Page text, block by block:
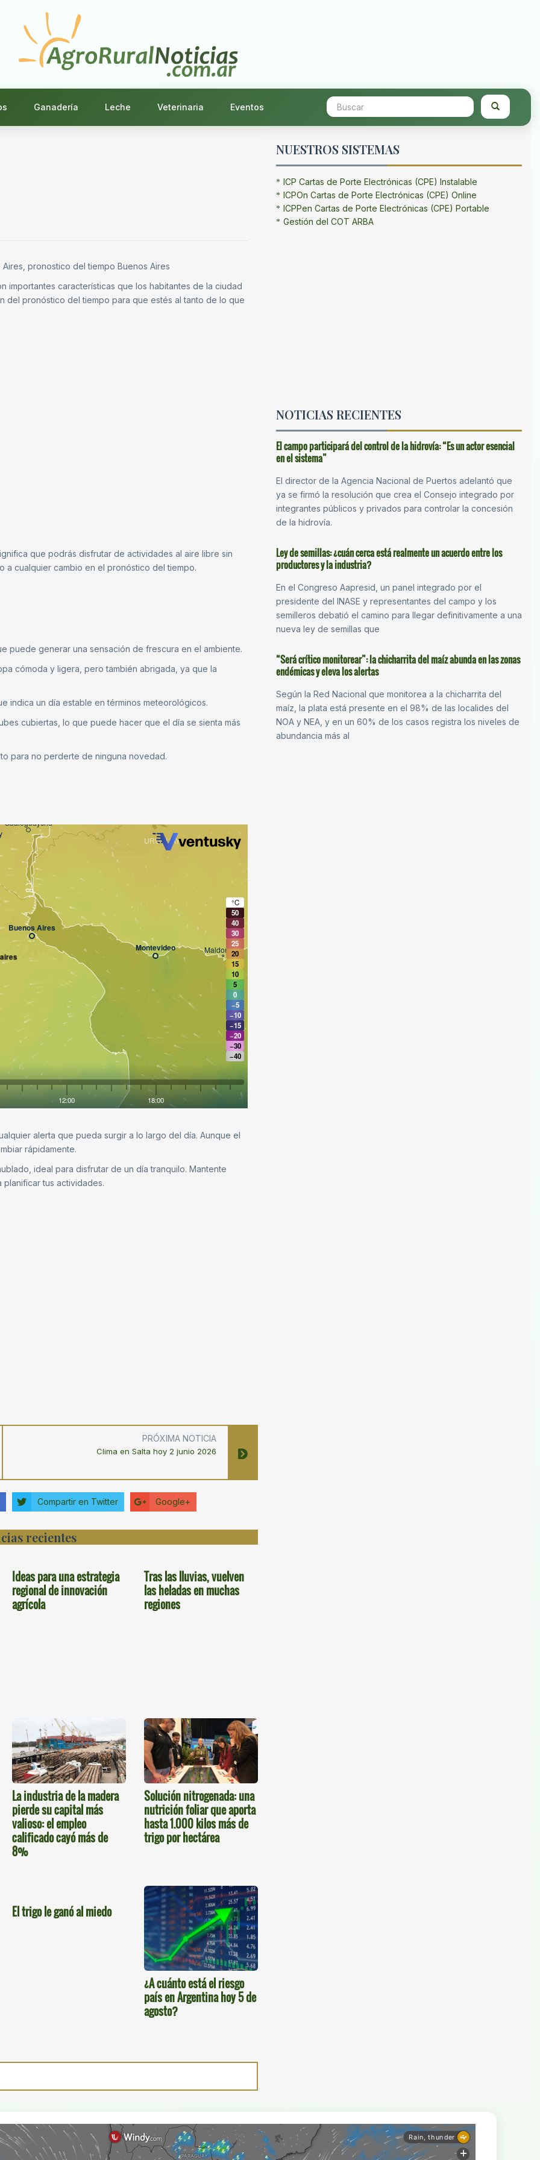
Ganadería Leche Veterinaria Eventos
pronostico del tiempo Buenos Aires
importantes características que los habitantes de la ciudad
del pronóstico del tiempo para que estés al tanto de lo que
que podrás disfrutar de actividades al aire libre sin
a cualquier cambio en el pronóstico del tiempo.
puede generar una sensación de frescura en el ambiente.
cómoda y ligera, pero también abrigada, ya que la
indica un día estable en términos meteorológicos.
cubiertas, lo que puede hacer que el día se sienta más
para no perderte de ninguna novedad.
alerta que pueda surgir a lo largo del día. Aunque el
rápidamente.
ideal para disfrutar de un día tranquilo. Mantente
tus actividades.
PRÓXIMA NOTICIA
Clima en Salta hoy 2 junio 2026
Compartir en Twitter Google+
recientes
Ideas para una estrategia
regional de innovación
agrícola
Tras las lluvias, vuelven
las heladas en muchas
regiones
La industria de la madera
pierde su capital más
valioso: el empleo
calificado cayó más de
8%
Solución nitrogenada: una
nutrición foliar que aporta
hasta 1.000 kilos más de
trigo por hectárea
El trigo le ganó al miedo
¿A cuánto está el riesgo
país en Argentina hoy 5 de
agosto?
NUESTROS SISTEMAS
ICP Cartas de Porte Electrónicas (CPE) Instalable
ICPOn Cartas de Porte Electrónicas (CPE) Online
ICPPen Cartas de Porte Electrónicas (CPE) Portable
Gestión del COT ARBA
NOTICIAS RECIENTES
El campo participará del control de la hidrovía: “Es un actor esencial
en el sistema”
El director de la Agencia Nacional de Puertos adelantó que
ya se firmó la resolución que crea el Consejo integrado por
integrantes públicos y privados para controlar la concesión
de la hidrovía.
Ley de semillas: ¿cuán cerca está realmente un acuerdo entre los
productores y la industria?
En el Congreso Aapresid, un panel integrado por el
presidente del INASE y representantes del campo y los
semilleros debatió el camino para llegar definitivamente a una
nueva ley de semillas que
“Será crítico monitorear”: la chicharrita del maíz abunda en las zonas
endémicas y eleva los alertas
Según la Red Nacional que monitorea a la chicharrita del
maíz, la plata está presente en el 98% de las localides del
NOA y NEA, y en un 60% de los casos registra los niveles de
abundancia más al